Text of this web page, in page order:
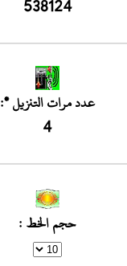
538124
عدد مرات التنزيل *:
4
حجم الخط :